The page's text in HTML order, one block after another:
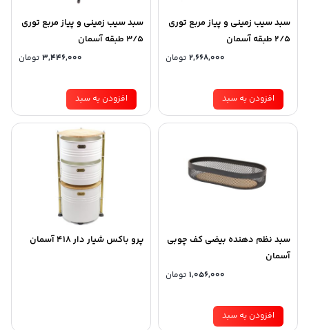
سبد سیب زمینی و پیاز مربع توری
2/5 طبقه آسمان
تومان
افزودن به سبد
سبد سیب زمینی و پیاز مربع توری
3/5 طبقه آسمان
تومان
افزودن به سبد
سبد نظم دهنده بیضی کف چوبی
آسمان
تومان
افزودن به سبد
پرو باکس شیار دار 418 آسمان